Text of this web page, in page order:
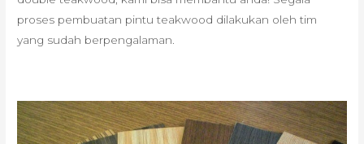
proses pembuatan pintu teakwood dilakukan oleh tim
yang sudah berpengalaman.